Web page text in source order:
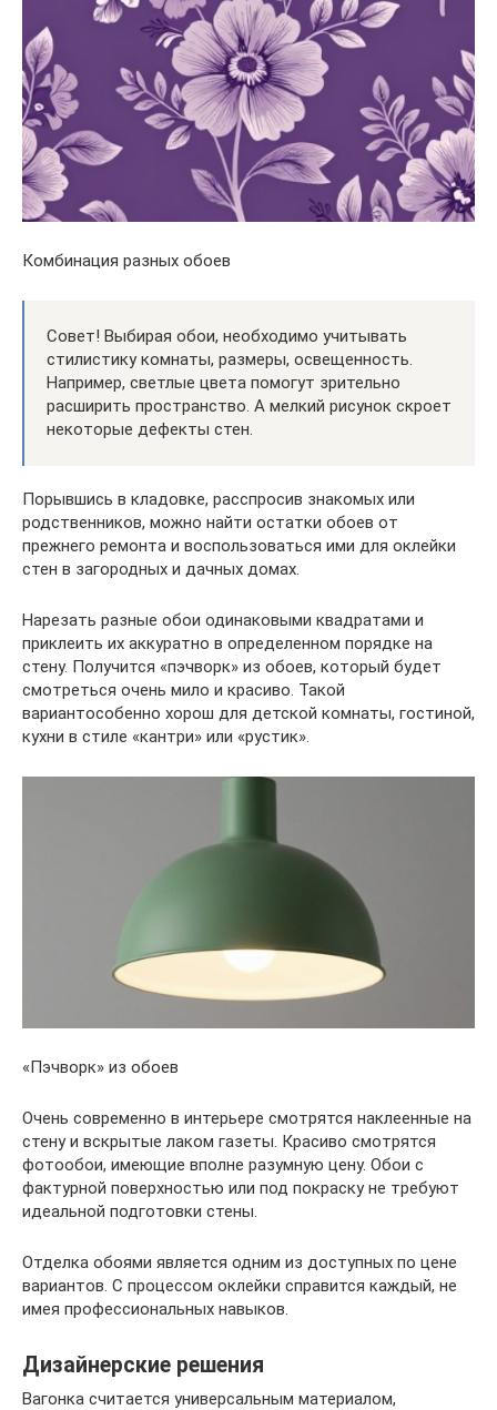
Комбинация разных обоев
Совет! Выбирая обои, необходимо учитывать
стилистику комнаты, размеры, освещенность.
Например, светлые цвета помогут зрительно
расширить пространство. А мелкий рисунок скроет
некоторые дефекты стен.
Порывшись в кладовке, расспросив знакомых или
родственников, можно найти остатки обоев от
прежнего ремонта и воспользоваться ими для оклейки
стен в загородных и дачных домах.
Нарезать разные обои одинаковыми квадратами и
приклеить их аккуратно в определенном порядке на
стену. Получится «пэчворк» из обоев, который будет
смотреться очень мило и красиво. Такой
вариантособенно хорош для детской комнаты, гостиной,
кухни в стиле «кантри» или «рустик».
«Пэчворк» из обоев
Очень современно в интерьере смотрятся наклеенные на
стену и вскрытые лаком газеты. Красиво смотрятся
фотообои, имеющие вполне разумную цену. Обои с
фактурной поверхностью или под покраску не требуют
идеальной подготовки стены.
Отделка обоями является одним из доступных по цене
вариантов. С процессом оклейки справится каждый, не
имея профессиональных навыков.
Дизайнерские решения
Вагонка считается универсальным материалом,